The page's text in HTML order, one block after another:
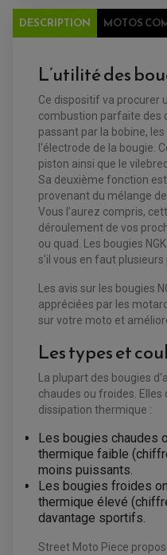
ÉCHAPPEMENT
SILENCIEUX /
ACCESSOIRES
BATTERIE
CHARGEUR BATTERIE
CLIGNOTANT MOTO
CLIGNOTANT TYPE
DÉMARREUR
ECLAIRAGE MOTO
FEUX ADDITIONNELS
KIT
POMPE A ESSENCE
REDRESSEUR /
STATOR
ATELIER, PADDOCK,
ANTIPARASITE NGK
BOUGIE NGK
FILTRE A AIR
FILTRE ET ACCESSOIRE
OUTILLAGE
PRODUIT D'ENTRETIEN
ÉCHAPEMENT
ELECTRICITÉ
CLIGNOTANT TYPE
BATTERIE SCOOTER
CHARGEUR DE BATTERIE
REDRESSEUR /
ECLAIRAGE SCOOTER
POMPE A ESSENCE
FREINAGE
DISQUE DE FREIN AVANT
ACCESSOIRE + VISSERIE
DISQUE DE FREIN
PLAQUETTE DE FREIN
PLAQUETTE DE FREIN
MAÎTRE CYLINDRE
FILTRE A AIR BMC QUAD
FILTRE A AIR QUAD
TRANSMISSION
KIT CHAÎNE
EMBRAYAGE OFF ROAD
PIÈCE MOTEUR
POMPE À EAU BOYESEN
KIT RÉPARATION CARBU
KIT RÉPARATION
PIPE D'ADMISSION
RADIATEUR
DURITE RADIATEUR
DESCRIPTION MOTOS
L’utilité des
Ce dispositif va procurer
combustion parfaite des
passant par la bobine,
l'électrode de la bougie.
piston ainsi que le
Sa deuxième fonction est
provenant du mélange
Vous l’aurez compris,
déroulement de vos
ou quad. Les bougies
s'il vous en faut plusieurs
Les avis sur les bougies
appréciées par les
sur votre moto et
Les types et
La plupart des bougies
chaudes ou froides. Elles
dissipation thermique :
Les bougies chaudes
thermique faible
moins puissants.
Les bougies froides
thermique élevé
davantage sportifs.
Street Moto Piece